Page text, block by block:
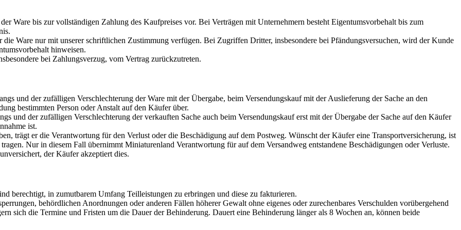
Ware bis zur vollständigen Zahlung des Kaufpreises vor. Bei Verträgen mit Unternehmern besteht Eigentumsvorbehalt bis zum
Ware nur mit unserer schriftlichen Zustimmung verfügen. Bei Zugriffen Dritter, insbesondere bei Pfändungsversuchen, wird der Kunde
hinweisen.
bei Zahlungsverzug, vom Vertrag zurückzutreten.
und der zufälligen Verschlechterung der Ware mit der Übergabe, beim Versendungskauf mit der Auslieferung der Sache an den
bestimmten Person oder Anstalt auf den Käufer über.
und der zufälligen Verschlechterung der verkauften Sache auch beim Versendungskauf erst mit der Übergabe der Sache auf den Käufer
ist.
trägt er die Verantwortung für den Verlust oder die Beschädigung auf dem Postweg. Wünscht der Käufer eine Transportversicherung, ist
Nur in diesem Fall übernimmt Miniaturenland Verantwortung für auf dem Versandweg entstandene Beschädigungen oder Verluste.
der Käufer akzeptiert dies.
berechtigt, in zumutbarem Umfang Teilleistungen zu erbringen und diese zu fakturieren.
behördlichen Anordnungen oder anderen Fällen höherer Gewalt ohne eigenes oder zurechenbares Verschulden vorübergehend
sich die Termine und Fristen um die Dauer der Behinderung. Dauert eine Behinderung länger als 8 Wochen an, können beide